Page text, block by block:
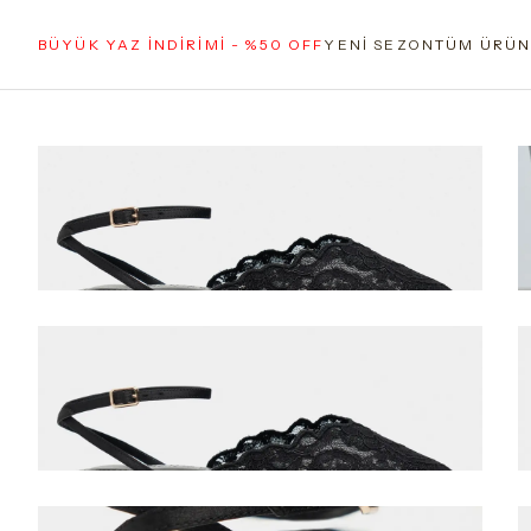
BÜYÜK YAZ İNDİRİMİ - %50 OFF YENİ SEZONTÜM